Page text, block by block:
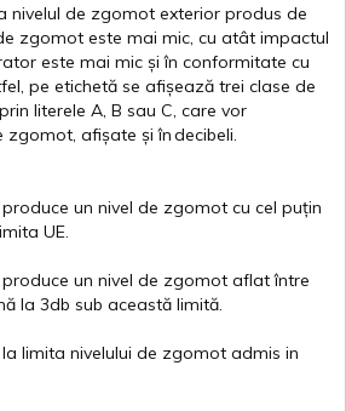
nivelul de zgomot exterior produs de
zgomot este mai mic, cu atât impactul
este mai mic și în conformitate cu
, pe etichetă se afișează trei clase de
prin literele A, B sau C, care vor
zgomot, afișate și îndecibeli.
produce un nivel de zgomot cu cel puțin
UE.
produce un nivel de zgomot aflat între
la 3db sub această limită.
la limita nivelului de zgomot admis in